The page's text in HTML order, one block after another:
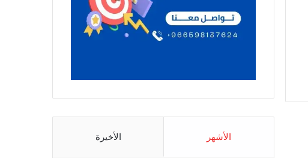
الأشهر الأخيرة